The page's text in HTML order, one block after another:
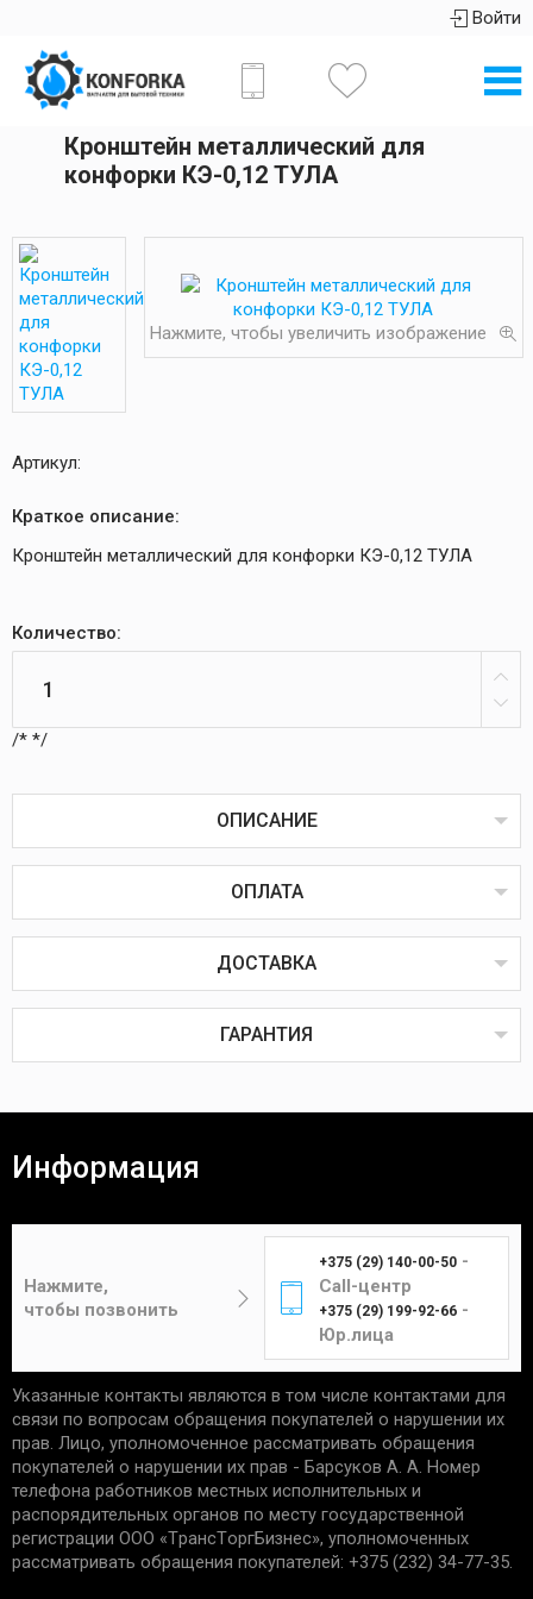
Войти
Кронштейн металлический для
конфорки КЭ-0,12 ТУЛА
Нажмите, чтобы увеличить изображение
Артикул:
Краткое описание:
Кронштейн металлический для конфорки КЭ-0,12 ТУЛА
Количество:
/* */
ОПИСАНИЕ
ТУЛАПредназначена для крепления конфорки
спиральной к КЭ-0,12 ТУЛА к плите.
ОПЛАТА
онлайн или через терминал в пунктах выдачи,
наличным или безналичным расчётом, через
ДОСТАВКА
среднем занимает 3-7 дней.
Цена составит от 4 до 12 рублей в
зависимости от габаритов и веса изделия.
Курьер
Доставка товаров курьером
осуществляется по будням с 10:00 до 22:00.
ГАРАНТИЯ
Покупатель вправе вернуть товар в течение 14
необходимы:
отсутствие следов установки;
чек, подтверждающий приобретение;
Единственным подтверждением установки товара
является акт выполненных работ с названием
услуги и устанавливаемой детали. Гарантийные
обязательства не распространяются:
на запчасти со следами механических
повреждений.
Информация
Нажмите,
чтобы позвонить
+375 (29) 140-00-50 -
Call-центр
+375 (29) 199-92-66 -
Юр.лица
Указанные контакты являются в том числе контактами для
связи по вопросам обращения покупателей о нарушении их
прав. Лицо, уполномоченное рассматривать обращения
покупателей о нарушении их прав - Барсуков А. А. Номер
телефона работников местных исполнительных и
распорядительных органов по месту государственной
регистрации ООО «TрaнcТopгБизнec», уполномоченных
рассматривать обращения покупателей: +375 (232) 34-77-35.